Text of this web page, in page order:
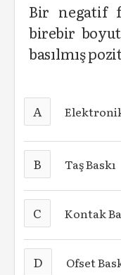
Bir negatif
birebir
basılmış
A
B Taş Baskı
C Kontak
D Ofset